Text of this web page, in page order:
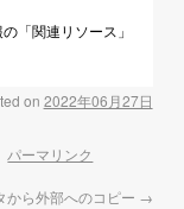
「関連リソース」
on 2022年06月27日
パーマリンク
から外部へのコピー →